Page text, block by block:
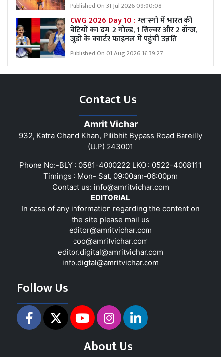
Published On 31 Jul 2026 09:00:08
CWG 2026 Day 10 :ग्लास्गो में भारत की
बेटियों का दम, 2 गोल्ड, 1 सिल्वर और 2 ब्रॉन्ज,
जूडो के क्वार्टर फाइनल में पहुंचीं उन्नति
Published On 01 Aug 2026 16:39:27
Contact Us
Amrit Vichar
932, Katra Chand Khan, Pilibhit Bypass Road Bareilly
(U.P) 243001
Phone No:-BLY : 0581-4000222 LKO : 0522-4008111
Timings : Mon- Sat, 09:00am-06:00pm
Contact us: info@amritvichar.com
EDITORIAL
In case of any information regarding the content on
the site please mail us
editor@amritvichar.com
coo@amritvichar.com
editor.digital@amritvichar.com
info.digtal@amritvichar.com
Follow Us
About Us